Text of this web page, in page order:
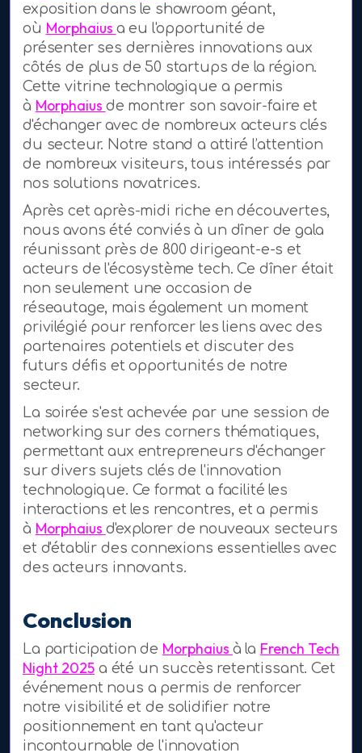
exposition dans le showroom géant,
où Morphaius a eu l'opportunité de
présenter ses dernières innovations aux
côtés de plus de 50 startups de la région.
Cette vitrine technologique a permis
à Morphaius de montrer son savoir-faire et
d'échanger avec de nombreux acteurs clés
du secteur. Notre stand a attiré l’attention
de nombreux visiteurs, tous intéressés par
nos solutions novatrices.
Après cet après-midi riche en découvertes,
nous avons été conviés à un dîner de gala
réunissant près de 800 dirigeant-e-s et
acteurs de l'écosystème tech. Ce dîner était
non seulement une occasion de
réseautage, mais également un moment
privilégié pour renforcer les liens avec des
partenaires potentiels et discuter des
futurs défis et opportunités de notre
secteur.
La soirée s'est achevée par une session de
networking sur des corners thématiques,
permettant aux entrepreneurs d'échanger
sur divers sujets clés de l'innovation
technologique. Ce format a facilité les
interactions et les rencontres, et a permis
à Morphaius d'explorer de nouveaux secteurs
et d'établir des connexions essentielles avec
des acteurs innovants.
Conclusion
La participation de Morphaius à la French Tech
Night 2025 a été un succès retentissant. Cet
événement nous a permis de renforcer
notre visibilité et de solidifier notre
positionnement en tant qu'acteur
incontournable de l'innovation